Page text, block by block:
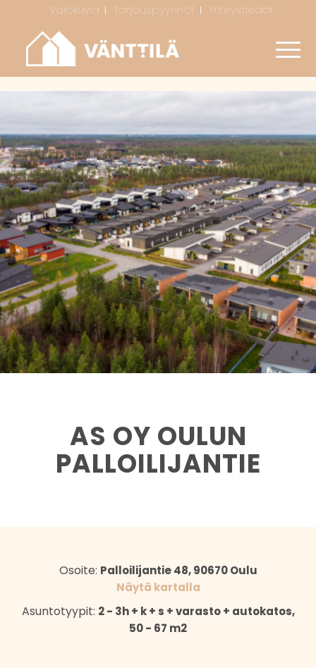
Valokuvia Tarjouspyynnöt Yhteystiedot
AS OY OULUN
PALLOILIJANTIE
Osoite: Palloilijantie 48, 90670 Oulu
Näytä kartalla
Asuntotyypit: 2 - 3h + k + s + varasto + autokatos,
50 - 67 m2